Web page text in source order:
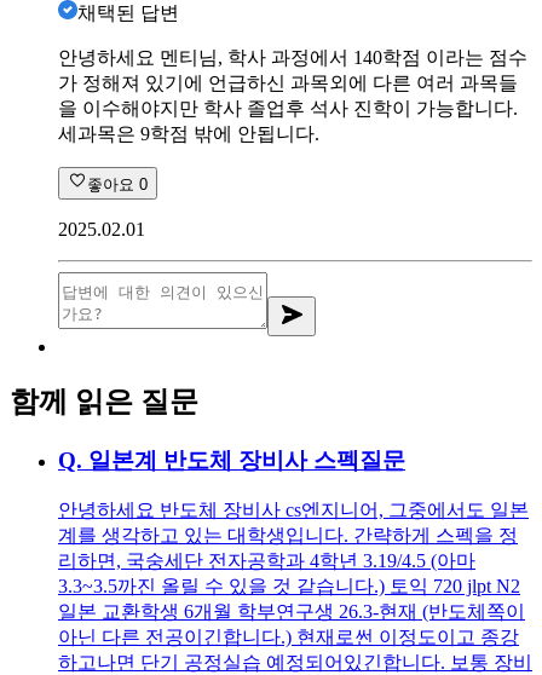
채택된 답변
안녕하세요 멘티님, 학사 과정에서 140학점 이라는 점수
가 정해져 있기에 언급하신 과목외에 다른 여러 과목들
을 이수해야지만 학사 졸업후 석사 진학이 가능합니다.
세과목은 9학점 밖에 안됩니다.
좋아요 0
2025.02.01
함께 읽은 질문
Q. 일본계 반도체 장비사 스펙질문
안녕하세요 반도체 장비사 cs엔지니어, 그중에서도 일본
계를 생각하고 있는 대학생입니다. 간략하게 스펙을 정
리하면, 국숭세단 전자공학과 4학년 3.19/4.5 (아마
3.3~3.5까진 올릴 수 있을 것 같습니다.) 토익 720 jlpt N2
일본 교환학생 6개월 학부연구생 26.3-현재 (반도체쪽이
아닌 다른 전공이긴합니다.) 현재로썬 이정도이고 종강
하고나면 단기 공정실습 예정되어있긴합니다. 보통 장비